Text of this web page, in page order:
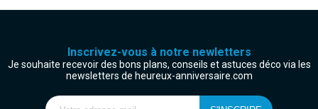
Inscrivez-vous à notre newletters
Je souhaite recevoir des bons plans, conseils et astuces déco via les
newsletters de heureux-anniversaire.com